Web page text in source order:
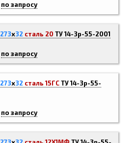
по запросу
273х32 сталь 20 ТУ 14-3р-55-2001
по запросу
273х32 сталь 15ГСТУ 14-3р-55-
по запросу